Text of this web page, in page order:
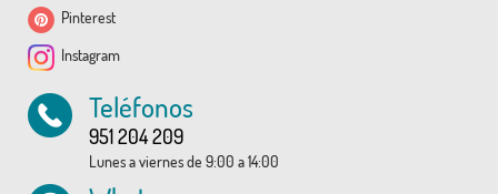
Pinterest
Instagram
Teléfonos
951 204 209
Lunes a viernes de 9:00 a 14:00